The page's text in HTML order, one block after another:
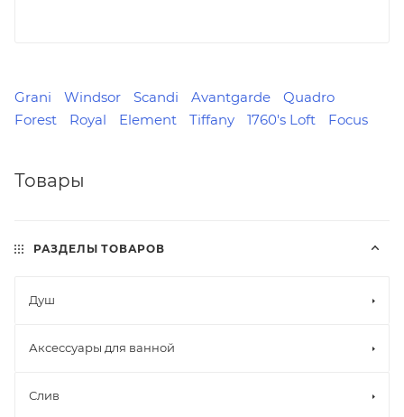
Grani Windsor Scandi Avantgarde
Quadro
Forest
Royal Element Tiffany 1760's Loft Focus
Товары
РАЗДЕЛЫ ТОВАРОВ
Душ
Аксессуары для ванной
Слив